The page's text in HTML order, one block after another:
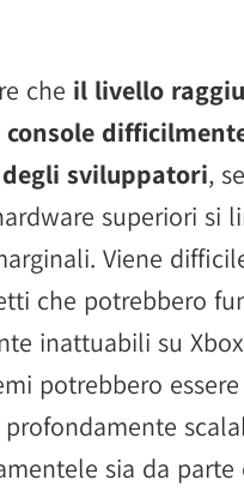
che il livello
console
sviluppatori,
superiori si
Viene
che potrebbero
inattuabili su
potrebbero
sia da